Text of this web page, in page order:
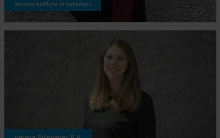
Wissenschaftliche Mitarbeiterin